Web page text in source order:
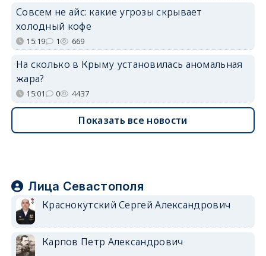
Совсем не айс: какие угрозы скрывает
холодный кофе
15:19 1 669
На сколько в Крыму установилась аномальная
жара?
15:01 0 4437
Показать все новости
Лица Севастополя
Краснокутский Сергей Александрович
Карпов Петр Александрович